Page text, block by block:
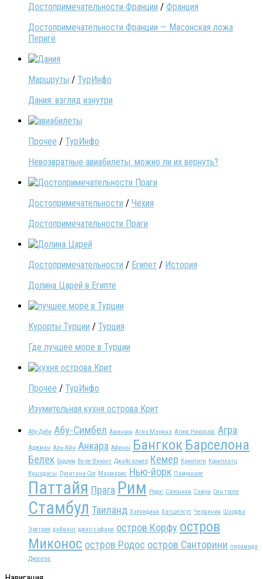
Достопримечательности Франции / Франция
Достопримечательности Франции — Масонская ложа
Перигё
Маршруты / ТурИнфо
Дания: взгляд изнутри
Прочее / ТурИнфо
Невозвратные авиабилеты: можно ли их вернуть?
Достопримечательности / Чехия
Достопримечательности Праги
Достопримечательности / Египет / История
Долина Царей в Египте
Курорты Турции / Турция
Где лучшее море в Турции
Прочее / ТурИнфо
Изумительная кухня острова Крит
Абу-Даби Абу-Симбел Авиньон Агиа Марина Агиос Николаос Агра
Аджман Аль-Айн Анкара Афины Бангкок Барселона
Белек Бодрум Во-ле-Виконт Джайсалмер Кемер Криопиги Кронплатц
Кушадасы Лузитана Сол Мармарис Нью-йорк Памуккале
Паттайя Прага Рим Родос Салоники Самуи Сен тропе
Стамбул Таиланд Халкидики Хатшепсут Червиния Шарджа
Эретрия дайвинг джип-сафари остров Корфу остров
Миконос остров Родос остров Санторини пирамида
Джосера